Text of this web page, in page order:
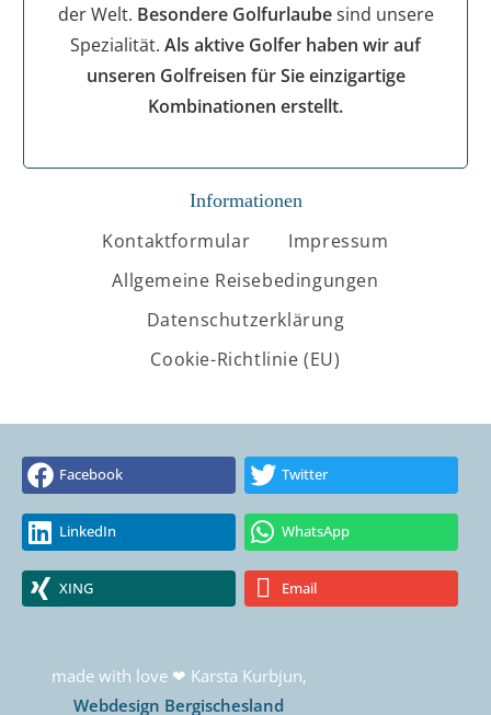
der Welt. Besondere Golfurlaubesind unsere
Spezialität. Als aktive Golfer haben wir auf
unseren Golfreisen für Sie einzigartige
Kombinationen erstellt.
Informationen
Kontaktformular
Impressum
Allgemeine Reisebedingungen
Datenschutzerklärung
Cookie-Richtlinie (EU)
Facebook Twitter
LinkedIn WhatsApp
XING Email
made with love ❤ Karsta Kurbjun,
Webdesign Bergischesland